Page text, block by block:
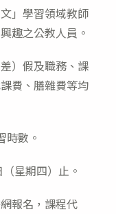
」學習領域教師
趣之公教人員。
）假及職務、課
費、膳雜費等均
時數。
星期四）止。
報名，課程代